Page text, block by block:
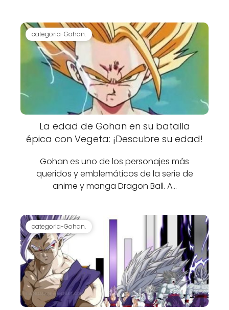
categoria-Gohan.
La edad de Gohan en su batalla
épica con Vegeta: ¡Descubre su edad!
Gohan es uno de los personajes más
queridos y emblemáticos de la serie de
anime y manga Dragon Ball. A…
categoria-Gohan.